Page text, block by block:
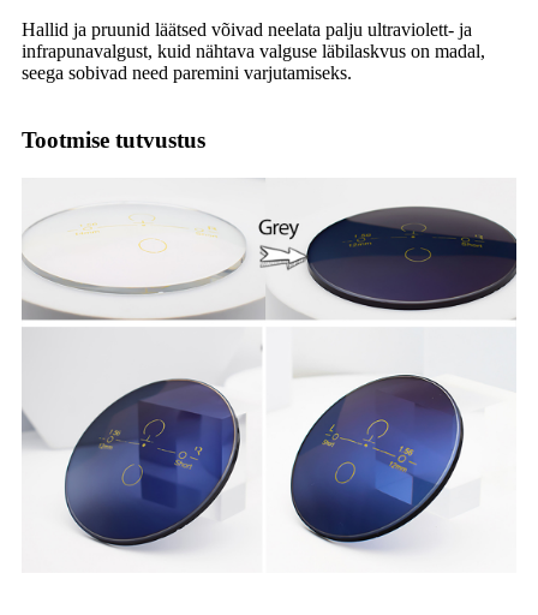
Hallid ja pruunid läätsed võivad neelata palju ultraviolett- ja
infrapunavalgust, kuid nähtava valguse läbilaskvus on madal,
seega sobivad need paremini varjutamiseks.
Tootmise tutvustus